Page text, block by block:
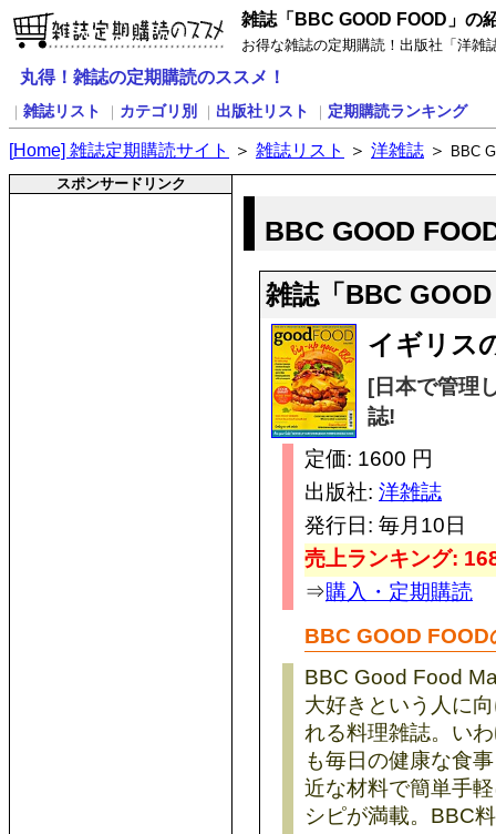
雑誌「BBC GOOD FOOD」の
お得な雑誌の定期購読！出版社「洋雑
丸得！雑誌の定期購読のススメ！
雑誌リスト カテゴリ別 出版社リスト 定期購読ランキング
[Home] 雑誌定期購読サイト ＞ 雑誌リスト ＞ 洋雑誌 ＞
BBC
スポンサードリンク
BBC GOOD
雑誌「BBC
イギリス
[日本で管理
誌!
定価: 1600 円
出版社: 洋雑誌
発行日: 毎月10日
売上ランキング:
⇒購入・定期購読
BBC GOOD FOOD
BBC Good Food
大好きという人に
れる料理雑誌。い
も毎日の健康な食
近な材料で簡単手
シピが満載。BBC